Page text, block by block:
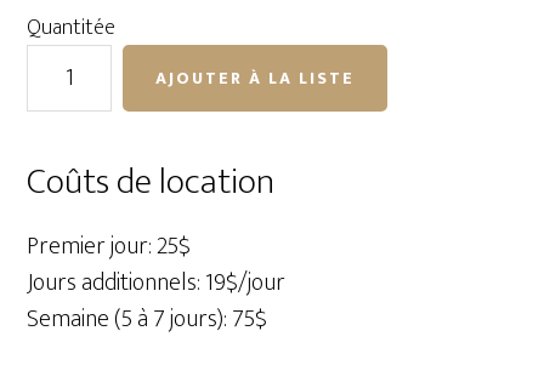
Quantitée
quantité
ProHead
AJOUTER À LA LISTE
Coûts de location
Premier jour: 25$
Jours additionnels: 19$/jour
Semaine (5 à 7 jours): 75$